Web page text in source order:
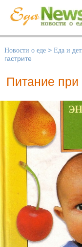
Новости о еде > Еда и
гастрите
Питание при